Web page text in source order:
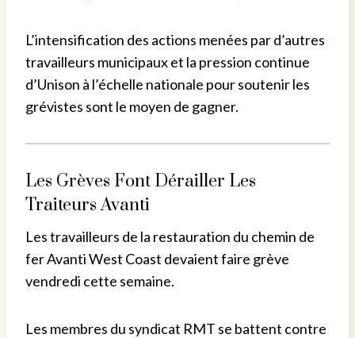
L’intensification des actions menées par d’autres
travailleurs municipaux et la pression continue
d’Unison à l’échelle nationale pour soutenir les
grévistes sont le moyen de gagner.
Les Grèves Font Dérailler Les
Traiteurs Avanti
Les travailleurs de la restauration du chemin de
fer Avanti West Coast devaient faire grève
vendredi cette semaine.
Les membres du syndicat RMT se battent contre